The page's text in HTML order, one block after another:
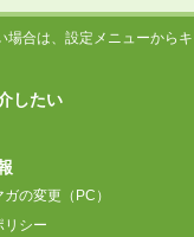
合は、設定メニューから
したい
の変更（PC）
リシー